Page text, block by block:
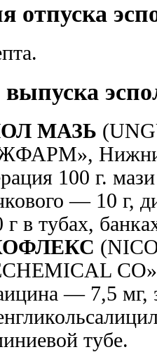
отпуска
МАЗЬ
Нижний
100 г.
— 10 г,
г в тубах,
СО»,
— 7,5 мг,
тубе.